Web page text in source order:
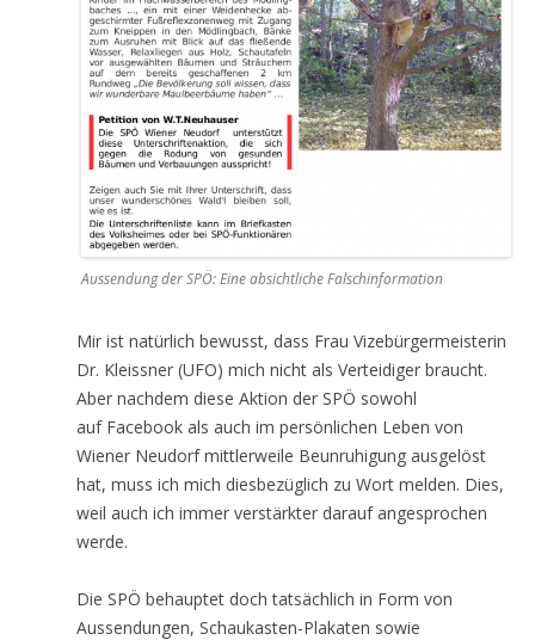
Aussendung der SPÖ: Eine absichtliche Falschinformation
Mir ist natürlich bewusst, dass Frau Vizebürgermeisterin
Dr. Kleissner (UFO) mich nicht als Verteidiger braucht.
Aber nachdem diese Aktion der SPÖ sowohl
auf Facebook als auch im persönlichen Leben von
Wiener Neudorf mittlerweile Beunruhigung ausgelöst
hat, muss ich mich diesbezüglich zu Wort melden. Dies,
weil auch ich immer verstärkter darauf angesprochen
werde.
Die SPÖ behauptet doch tatsächlich in Form von
Aussendungen, Schaukasten-Plakaten sowie